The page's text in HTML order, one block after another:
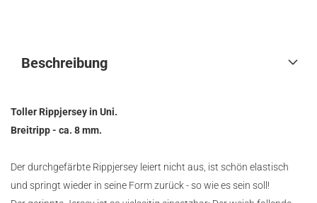
Beschreibung
Toller Rippjersey in Uni.
Breitripp - ca. 8 mm.
Der durchgefärbte Rippjersey leiert nicht aus, ist schön elastisch
und springt wieder in seine Form zurück - so wie es sein soll!